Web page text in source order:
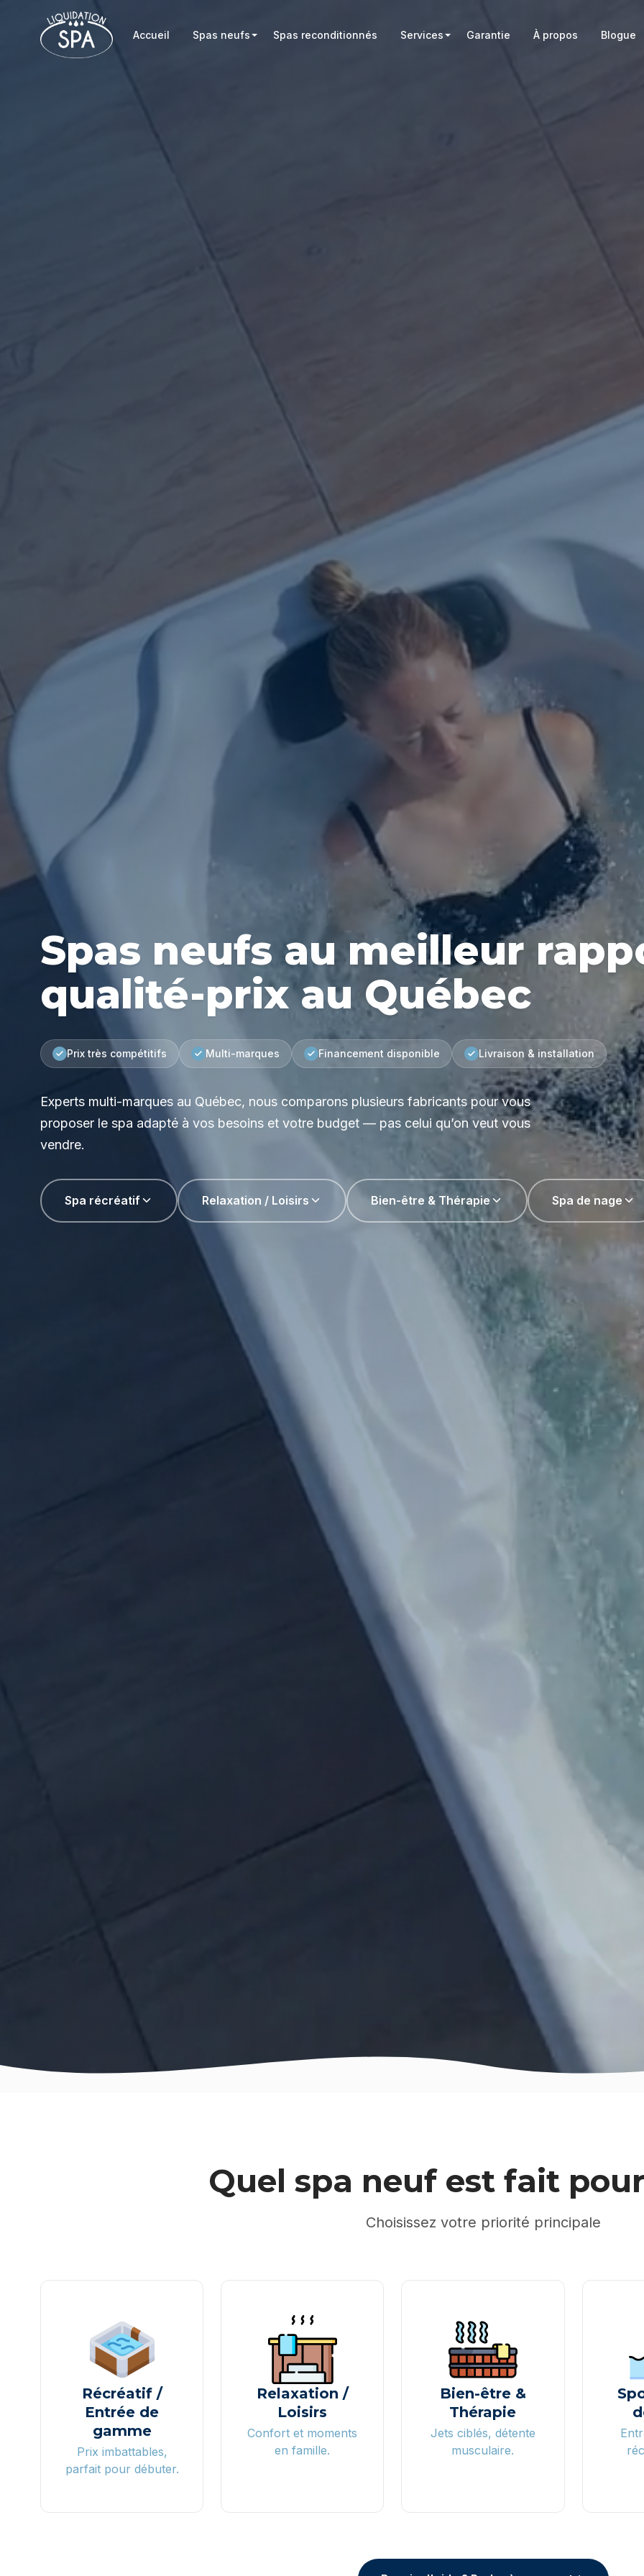
Accueil Spas neufs Spas reconditionnés Services Garantie À propos Blogue
Spas neufs au meilleur
qualité-prix au Québec
Prix très compétitifs Multi-marques Financement disponible Livraison & installation
Experts multi-marques au Québec, nous comparons plusieurs fabricants pour vous
proposer le spa adapté à vos besoins et votre budget — pas celui qu’on veut vous
vendre.
Spa récréatif Relaxation / Loisirs Bien-être & Thérapie Spa de nage
Quel spa neuf est fait
Choisissez votre priorité principale
Récréatif /
Entrée de
gamme
Prix imbattables,
parfait pour débuter.
Relaxation /
Loisirs
Confort et moments
en famille.
Bien-être &
Thérapie
Jets ciblés, détente
musculaire.